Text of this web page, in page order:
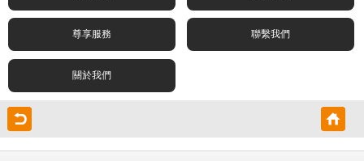
尊享服務 聯繫我們
關於我們